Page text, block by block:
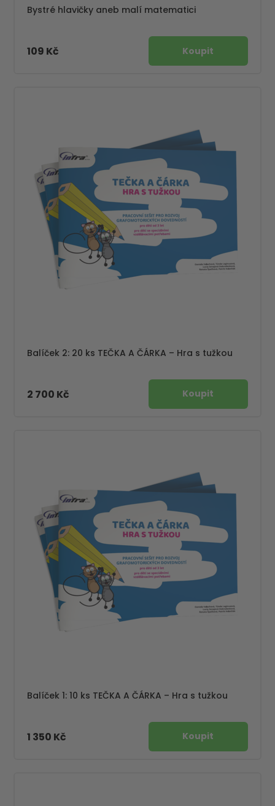
Bystré hlavičky aneb malí matematici
109 Kč
Balíček 2: 20 ks TEČKA A ČÁRKA – Hra s tužkou
2 700 Kč
Balíček 1: 10 ks TEČKA A ČÁRKA – Hra s tužkou
1 350 Kč